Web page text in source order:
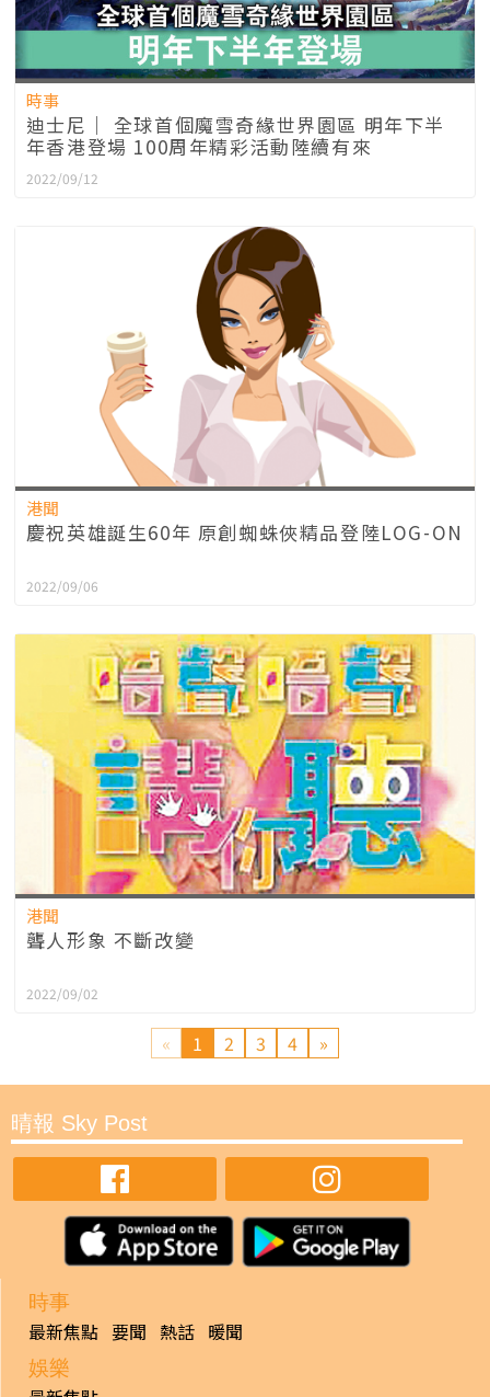
時事
迪士尼｜ 全球首個魔雪奇緣世界園區 明年下半
年香港登場 100周年精彩活動陸續有來
2022/09/12
港聞
慶祝英雄誕生60年 原創蜘蛛俠精品登陸LOG-ON
2022/09/06
港聞
聾人形象 不斷改變
2022/09/02
« 1 2 3 4 »
晴報 Sky Post
時事
最新焦點 要聞 熱話 暖聞
娛樂